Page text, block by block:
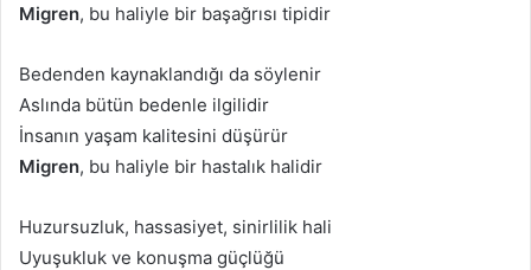
Migren, bu haliyle bir başağrısı tipidir
Bedenden kaynaklandığı da söylenir
Aslında bütün bedenle ilgilidir
İnsanın yaşam kalitesini düşürür
Migren, bu haliyle bir hastalık halidir
Huzursuzluk, hassasiyet, sinirlilik hali
Uyuşukluk ve konuşma güçlüğü